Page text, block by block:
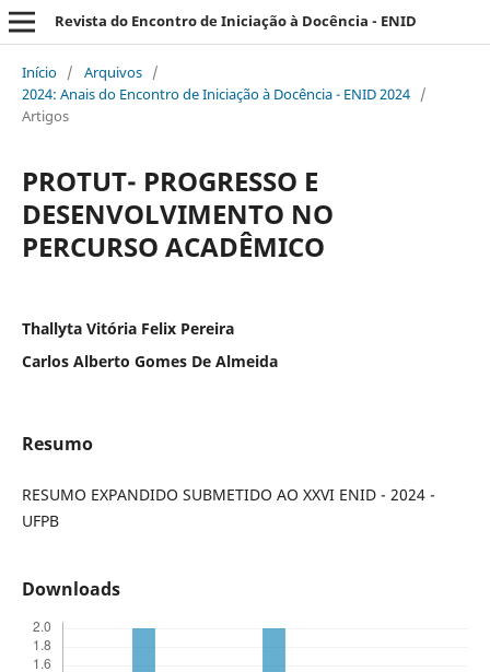
Revista do Encontro de Iniciação à Docência - ENID
Início / Arquivos /
2024: Anais do Encontro de Iniciação à Docência - ENID 2024 /
Artigos
PROTUT- PROGRESSO E
DESENVOLVIMENTO NO
PERCURSO ACADÊMICO
Thallyta Vitória Felix Pereira
Carlos Alberto Gomes De Almeida
Resumo
RESUMO EXPANDIDO SUBMETIDO AO XXVI ENID - 2024 -
UFPB
Downloads